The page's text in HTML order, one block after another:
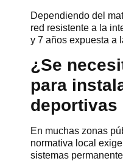
Dependiendo del
red resistente a la
y 7 años expuesta a
¿Se
para
deportivas
En muchas zonas
normativa local
sistemas